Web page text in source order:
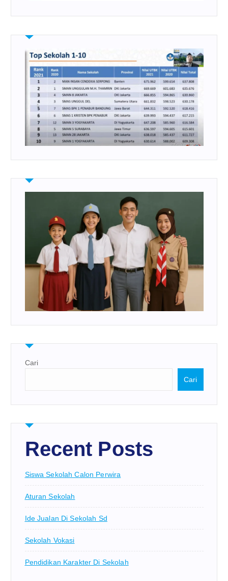
Cari
Cari
Recent Posts
Siswa Sekolah Calon Perwira
Aturan Sekolah
Ide Jualan Di Sekolah Sd
Sekolah Vokasi
Pendidikan Karakter Di Sekolah